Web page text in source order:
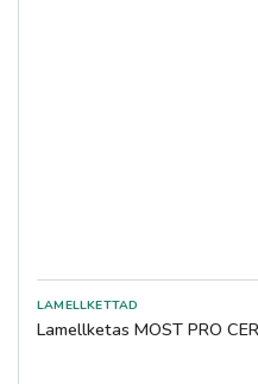
Lamellketas MOST PRO